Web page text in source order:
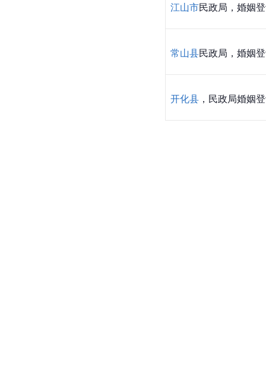
江山市民政局，婚姻
常山县民政局，婚姻
开化县 ，民政局婚姻